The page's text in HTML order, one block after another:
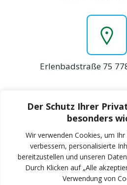
Der Schutz Ihrer
besonders
Wir verwenden Cookies, um
verbessern, personalisierte
bereitzustellen und unseren
Durch Klicken auf „Alle
Verwendung von
Erlenbadstraße 75